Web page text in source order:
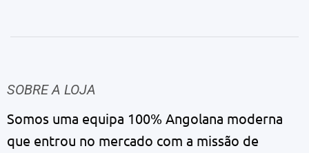
SOBRE A LOJA
Somos uma equipa 100% Angolana moderna
que entrou no mercado com a missão de